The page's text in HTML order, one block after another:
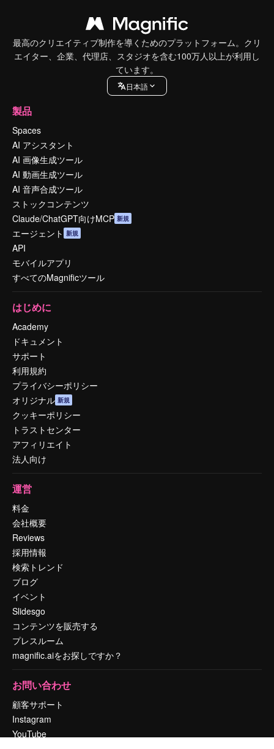
最高のクリエイティブ制作を導くためのプラットフォーム。クリ
エイター、企業、代理店、スタジオを含む100万人以上が利用し
ています。
日本語
製品
Spaces
AI アシスタント
AI 画像生成ツール
AI 動画生成ツール
AI 音声合成ツール
ストックコンテンツ
Claude/ChatGPT向けMCP 新規
エージェント 新規
API
モバイルアプリ
すべてのMagnificツール
はじめに
Academy
ドキュメント
サポート
利用規約
プライバシーポリシー
オリジナル 新規
クッキーポリシー
トラストセンター
アフィリエイト
法人向け
運営
料金
会社概要
Reviews
採用情報
検索トレンド
ブログ
イベント
Slidesgo
コンテンツを販売する
プレスルーム
magnific.aiをお探しですか？
お問い合わせ
顧客サポート
Instagram
YouTube